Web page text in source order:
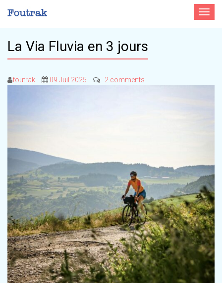
Toggle
La Via Fluvia en 3 jours
foutrak 09 Juil 2025 2 comments